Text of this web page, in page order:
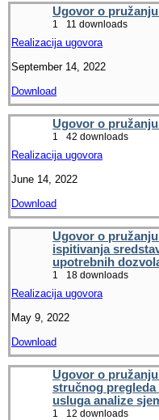
Ugovor o
1 11 downloads
Realizacija ugovora
September 14, 2022
Download
Ugovor o
1 42 downloads
Realizacija ugovora
June 14, 2022
Download
Ugovor o
ispitivanja
upotrebnih
1 18 downloads
Realizacija ugovora
May 9, 2022
Download
Ugovor o
stručnog
usluga analize
1 12 downloads